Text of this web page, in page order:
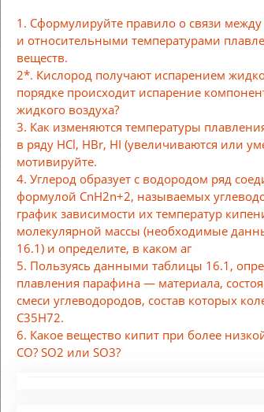
1. Сформулируйте правило о связи
и относительными температурами
веществ.
2*. Кислород получают испарением
порядке происходит испарение
жидкого воздуха?
3. Как изменяются температуры
в ряду НСl, HBr, HI (увеличиваются или
мотивируйте.
4. Углерод образует с водородом ряд
формулой СnН2n+2, называемых
график зависимости их температур
молекулярной массы (необходимые
16.1) и определите, в каком аг
5. Пользуясь данными таблицы 16.1,
плавления парафина — материала,
смеси углеводородов, состав которых
С35Н72.
6. Какое вещество кипит при более
СО? SO2 или SO3?